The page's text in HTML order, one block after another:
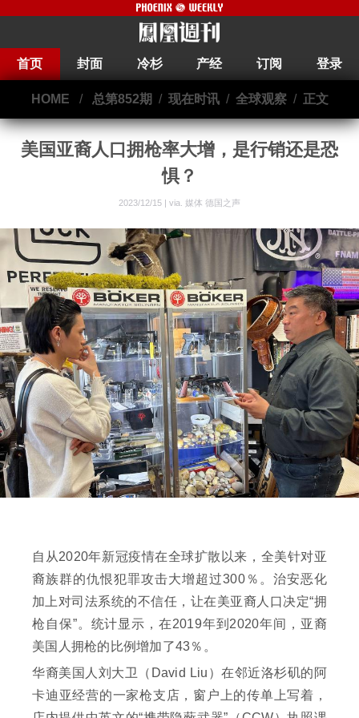
首页 封面 冷杉 产经 订阅 登录
HOME / 总第852期 / 现在时讯/ 全球观察/ 正文
美国亚裔人口拥枪率大增，是行销还是恐
惧？
2023/12/15 | via. 媒体 德国之声
自从2020年新冠疫情在全球扩散以来，全美针对亚
裔族群的仇恨犯罪攻击大增超过300％。治安恶化
加上对司法系统的不信任，让在美亚裔人口决定“拥
枪自保”。统计显示，在2019年到2020年间，亚裔
美国人拥枪的比例增加了43％。
华裔美国人刘大卫（David Liu）在邻近洛杉矶的阿
卡迪亚经营的一家枪支店，窗户上的传单上写着，